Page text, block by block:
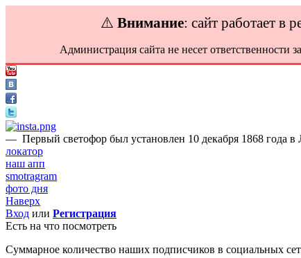
⚠️ Внимание: сайт работает в
Администрация сайта не несет ответственности
— Первый светофор был установлен 10 декабря 1868 года
локатор
наш апп
smotragram
фото дня
Наверх
Вход или Регистрация
Есть на что посмотреть
Суммарное количество наших подписчиков в социальных